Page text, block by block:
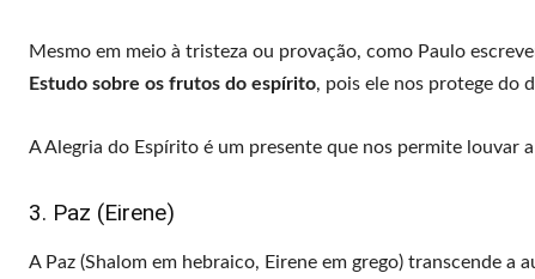
Mesmo em meio à tristeza ou provação, como Paulo
Estudo sobre os frutos do espírito, pois ele nos protege do
A Alegria do Espírito é um presente que nos permite louvar
3. Paz (Eirene)
A Paz (Shalom em hebraico, Eirene em grego) transcende